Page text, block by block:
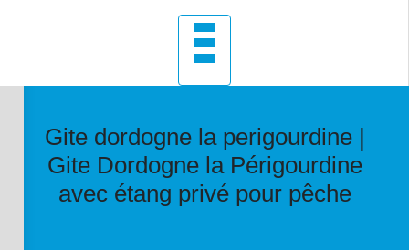
Gite dordogne la perigour­di­ne |
Gite Dordogne la Périgour­di­ne
avec étang privé pour pêche